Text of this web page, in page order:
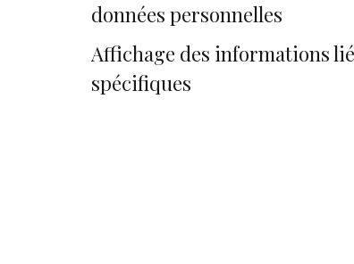
données personnelles
Affichage des informations
spécifiques